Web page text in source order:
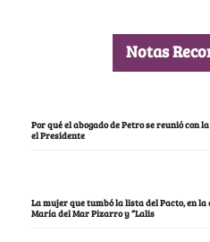
Notas
Por qué el abogado de Petro se reunió con
el Presidente
La mujer que tumbó la lista del Pacto, en
María del Mar Pizarro y “Lalis